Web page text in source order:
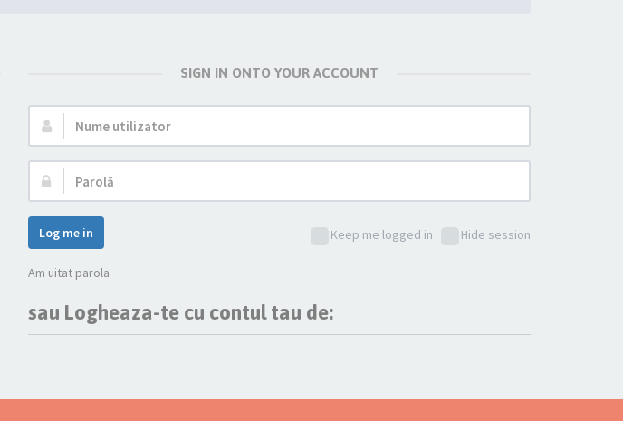
SIGN IN ONTO YOUR ACCOUNT
Nume
utilizator:
Parolă:
Keep me logged in Hide session
Log me in
Am uitat parola
sau Logheaza-te cu contul tau de: